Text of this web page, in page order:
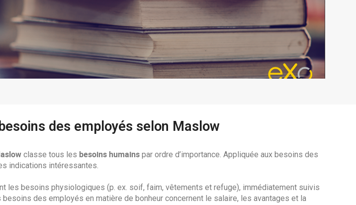
des employés selon Maslow
classe tous les besoins humainspar ordre d’importance. Appliquée aux besoins des
indications intéressantes.
les besoins physiologiques (p. ex. soif, faim, vêtements et refuge), immédiatement suivis
des employés en matière de bonheur concernent le salaire, les avantages et la